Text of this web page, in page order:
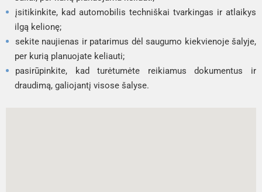
įsitikinkite, kad automobilis techniškai tvarkingas ir atlaikys
ilgą kelionę;
sekite naujienas ir patarimus dėl saugumo kiekvienoje šalyje,
per kurią planuojate keliauti;
pasirūpinkite, kad turėtumėte reikiamus dokumentus ir
draudimą, galiojantį visose šalyse.